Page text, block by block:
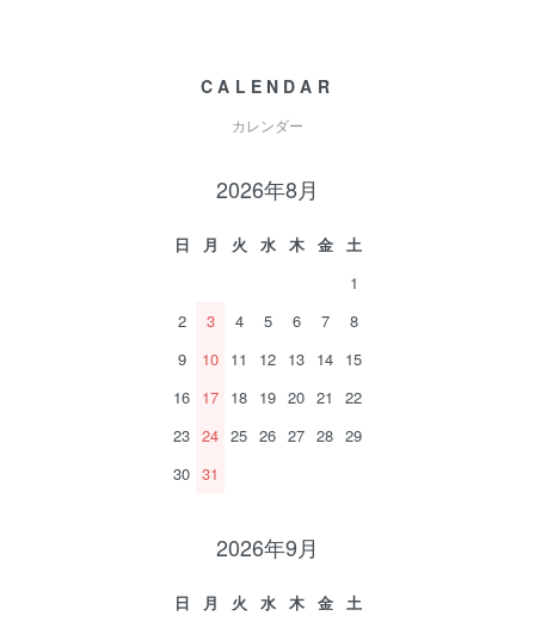
CALENDAR
カレンダー
2026年8月
日 月 火 水 木 金
土
1
2
3 4 5 6 7
8
9
10 11 12 13 14 15
16 17 18 19 20 21
22
23 24 25 26 27 28 29
30 31
2026年9月
日 月 火 水 木 金
土